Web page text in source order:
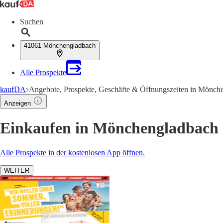
Suchen
41061 Mönchengladbach
Alle Prospekte
kaufDA Angebote, Prospekte, Geschäfte & Öffnungszeiten in
Anzeigen
Einkaufen in Mönchengladbach
Alle Prospekte in der kostenlosen App öffnen.
WEITER